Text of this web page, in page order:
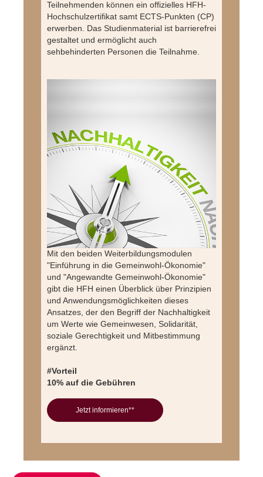
Teilnehmenden können ein offizielles HFH-
Hochschulzertifikat samt ECTS-Punkten (CP)
erwerben. Das Studienmaterial ist barrierefrei
gestaltet und ermöglicht auch
sehbehinderten Personen die Teilnahme.
Mit den beiden Weiterbildungsmodulen
"Einführung in die Gemeinwohl-Ökonomie"
und "Angewandte Gemeinwohl-Ökonomie"
gibt die HFH einen Überblick über Prinzipien
und Anwendungsmöglichkeiten dieses
Ansatzes, der den Begriff der Nachhaltigkeit
um Werte wie Gemeinwesen, Solidarität,
soziale Gerechtigkeit und Mitbestimmung
ergänzt.
#Vorteil
10% auf die Gebühren
Jetzt informieren**